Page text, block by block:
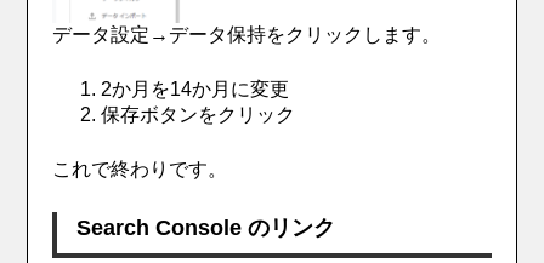
データ設定→データ保持をクリックします。
2か月を14か月に変更
保存ボタンをクリック
これで終わりです。
Search Console のリンク